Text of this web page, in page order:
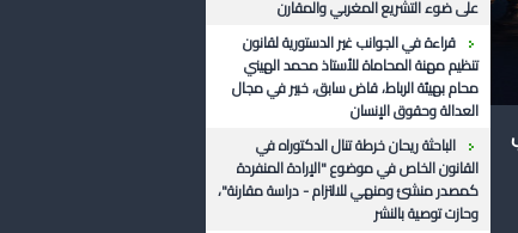
على ضوء التشريع المغربي والمقارن
قراءة في الجوانب غير الدستورية لقانون
تنظيم مهنة المحاماة للأستاذ محمد الهيني
محام بهيئة الرباط، قاض سابق، خبير في مجال
العدالة وحقوق الإنسان
الباحثة ريحان خرطة تنال الدكتوراه في
القانون الخاص في موضوع "الإرادة المنفردة
كمصدر منشئ ومنهي للالتزام - دراسة مقارنة"،
وحازت توصية بالنشر